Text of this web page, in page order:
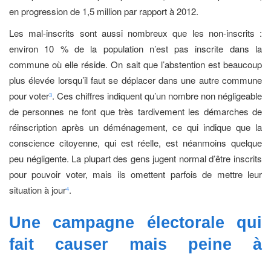
en progression de 1,5 million par rapport à 2012.
Les mal-inscrits sont aussi nombreux que les non-inscrits :
environ 10 % de la population n’est pas inscrite dans la
commune où elle réside. On sait que l’abstention est beaucoup
plus élevée lorsqu’il faut se déplacer dans une autre commune
pour voter3. Ces chiffres indiquent qu’un nombre non négligeable
de personnes ne font que très tardivement les démarches de
réinscription après un déménagement, ce qui indique que la
conscience citoyenne, qui est réelle, est néanmoins quelque
peu négligente. La plupart des gens jugent normal d’être inscrits
pour pouvoir voter, mais ils omettent parfois de mettre leur
situation à jour4.
Une campagne électorale qui
fait causer mais peine à